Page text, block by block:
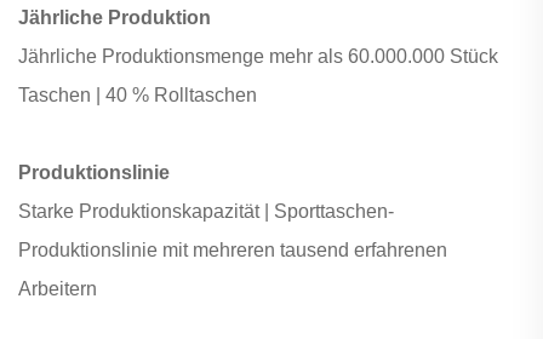
Jährliche Produktion
Jährliche Produktionsmenge mehr als 60.000.000 Stück
Taschen | 40 % Rolltaschen
Produktionslinie
Starke Produktionskapazität | Sporttaschen-
Produktionslinie mit mehreren tausend erfahrenen
Arbeitern